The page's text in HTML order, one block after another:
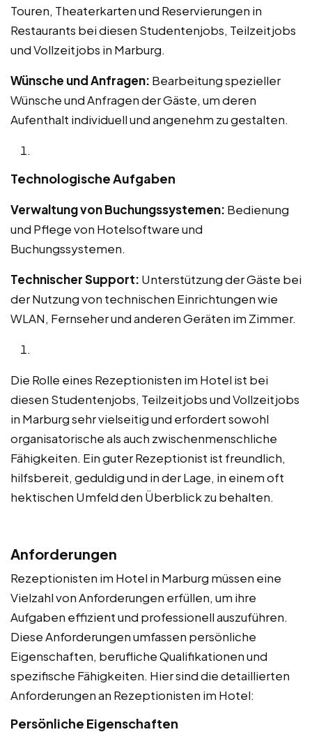
Touren, Theaterkarten und Reservierungen in
Restaurants bei diesen Studentenjobs, Teilzeitjobs
und Vollzeitjobs in Marburg.
Wünsche und Anfragen: Bearbeitung spezieller
Wünsche und Anfragen der Gäste, um deren
Aufenthalt individuell und angenehm zu gestalten.
Technologische Aufgaben
Verwaltung von Buchungssystemen: Bedienung
und Pflege von Hotelsoftware und
Buchungssystemen.
Technischer Support: Unterstützung der Gäste bei
der Nutzung von technischen Einrichtungen wie
WLAN, Fernseher und anderen Geräten im Zimmer.
Die Rolle eines Rezeptionisten im Hotel ist bei
diesen Studentenjobs, Teilzeitjobs und Vollzeitjobs
in Marburg sehr vielseitig und erfordert sowohl
organisatorische als auch zwischenmenschliche
Fähigkeiten. Ein guter Rezeptionist ist freundlich,
hilfsbereit, geduldig und in der Lage, in einem oft
hektischen Umfeld den Überblick zu behalten.
Anforderungen
Rezeptionisten im Hotel in Marburg müssen eine
Vielzahl von Anforderungen erfüllen, um ihre
Aufgaben effizient und professionell auszuführen.
Diese Anforderungen umfassen persönliche
Eigenschaften, berufliche Qualifikationen und
spezifische Fähigkeiten. Hier sind die detaillierten
Anforderungen an Rezeptionisten im Hotel:
Persönliche Eigenschaften